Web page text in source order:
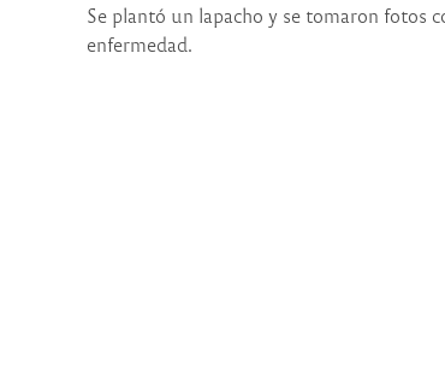
Se plantó un lapacho y se tomaron fotos
enfermedad.